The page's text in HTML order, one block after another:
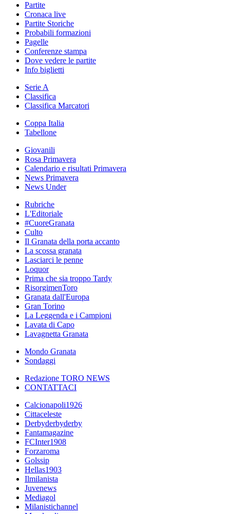
Partite
Cronaca live
Partite Storiche
Probabili formazioni
Pagelle
Conferenze stampa
Dove vedere le partite
Info biglietti
Serie A
Classifica
Classifica Marcatori
Coppa Italia
Tabellone
Giovanili
Rosa Primavera
Calendario e risultati Primavera
News Primavera
News Under
Rubriche
L'Editoriale
#CuoreGranata
Culto
Il Granata della porta accanto
La scossa granata
Lasciarci le penne
Loquor
Prima che sia troppo Tardy
RisorgimenToro
Granata dall'Europa
Gran Torino
La Leggenda e i Campioni
Lavata di Capo
Lavagnetta Granata
Mondo Granata
Sondaggi
Redazione TORO NEWS
CONTATTACI
Calcionapoli1926
Cittaceleste
Derbyderbyderby
Fantamagazine
FCInter1908
Forzaroma
Golssip
Hellas1903
Ilmilanista
Juvenews
Mediagol
Milanistichannel